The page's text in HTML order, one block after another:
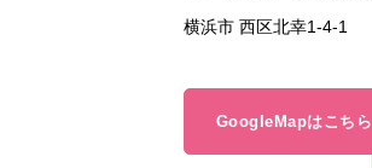
横浜市 西区北幸1-4-1
GoogleMapはこちら